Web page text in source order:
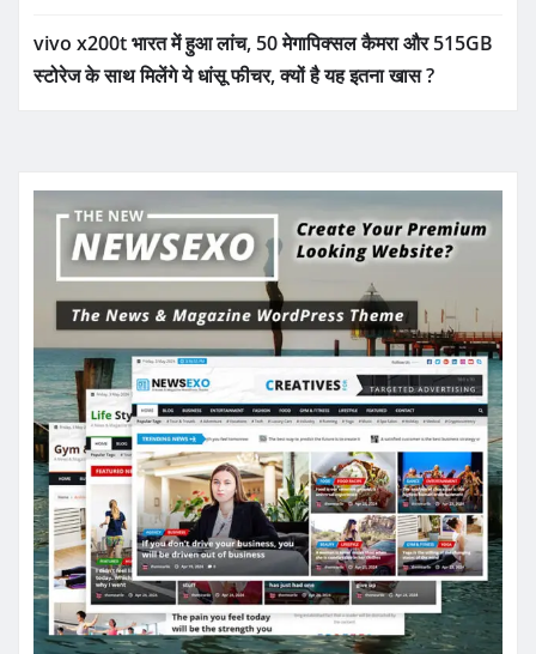
vivo x200t भारत में हुआ लांच, 50 मेगापिक्सल कैमरा और 515GB
स्टोरेज के साथ मिलेंगे ये धांसू फीचर, क्यों है यह इतना खास ?